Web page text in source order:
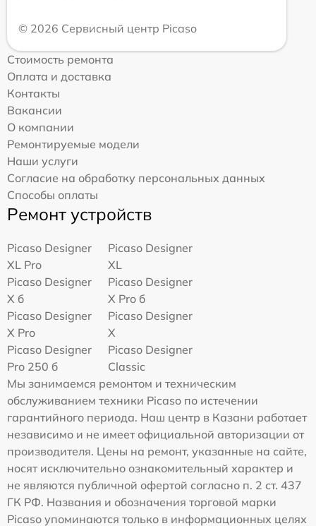
© 2026 Сервисный центр Picaso
Стоимость ремонта
Оплата и доставка
Контакты
Вакансии
О компании
Ремонтируемые модели
Наши услуги
Согласие на обработку персональных данных
Способы оплаты
Ремонт устройств
Picaso Designer
XL Pro
Picaso Designer
XL
Picaso Designer
X б
Picaso Designer
X Pro б
Picaso Designer
X Pro
Picaso Designer
X
Picaso Designer
Pro 250 б
Picaso Designer
Classic
Мы занимаемся ремонтом и техническим
обслуживанием техники Picaso по истечении
гарантийного периода. Наш центр в Казани работает
независимо и не имеет официальной авторизации от
производителя. Цены на ремонт, указанные на сайте,
носят исключительно ознакомительный характер и
не являются публичной офертой согласно п. 2 ст. 437
ГК РФ. Названия и обозначения торговой марки
Picaso упоминаются только в информационных целях